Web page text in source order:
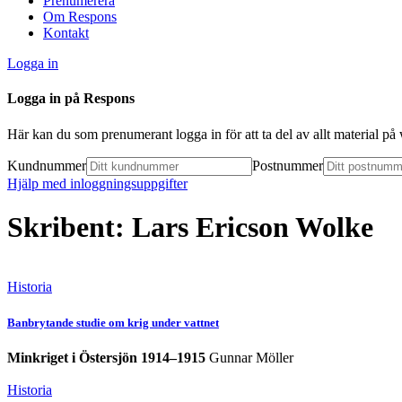
Om Respons
Kontakt
Logga in
Logga in på Respons
Här kan du som prenumerant logga in för att ta del av allt material på
Kundnummer
Postnummer
Hjälp med inloggningsuppgifter
Skribent: Lars Ericson Wolke
Historia
Banbrytande studie om krig under vattnet
Minkriget i Östersjön 1914–1915 Gunnar Möller
Historia